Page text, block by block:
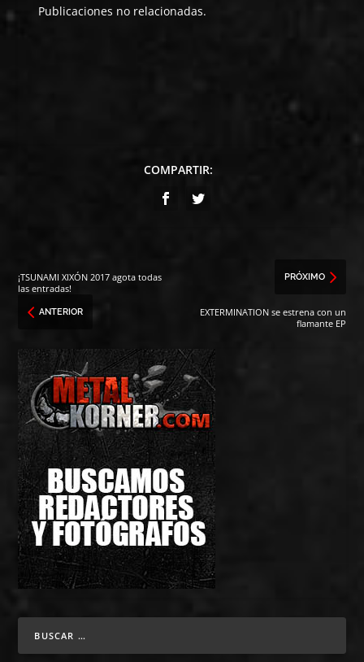
Publicaciones no relacionadas.
COMPARTIR:
¡TSUNAMI XIXÓN 2017 agota todas
las entradas!
ANTERIOR
PRÓXIMO
EXTERMINATION se estrena con un
flamante EP